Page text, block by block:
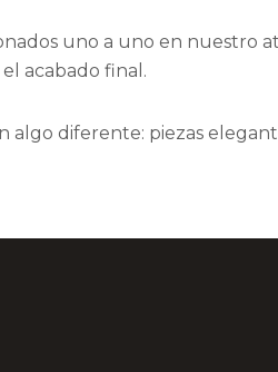
uno a uno en nuestro
acabado final.
algo diferente: piezas